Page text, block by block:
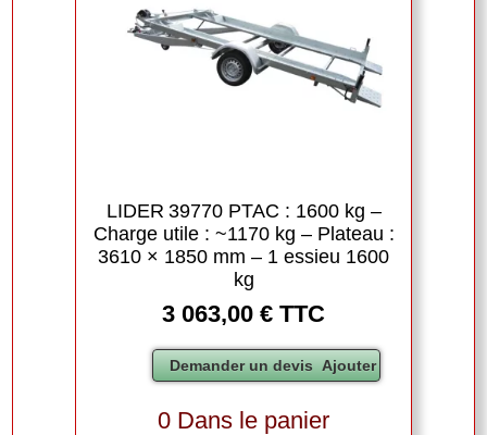
LIDER 39770 PTAC : 1600 kg –
Charge utile : ~1170 kg – Plateau :
3610 × 1850 mm – 1 essieu 1600
kg
3 063,00 € TTC
0 Dans le panier